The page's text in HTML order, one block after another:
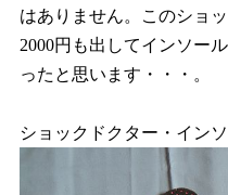
はありません。このショ
2000円も出してインソー
ったと思います・・・。
ショックドクター・イン